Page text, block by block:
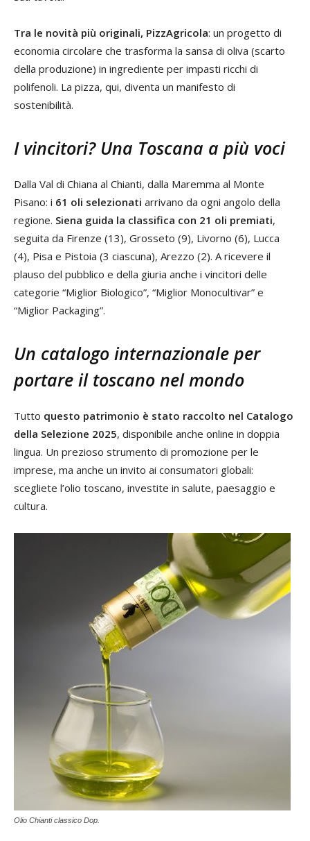
Tra le novità più originali, PizzAgricola: un progetto di
economia circolare che trasforma la sansa di oliva (scarto
della produzione) in ingrediente per impasti ricchi di
polifenoli. La pizza, qui, diventa un manifesto di
sostenibilità.
I vincitori? Una Toscana a più voci
Dalla Val di Chiana al Chianti, dalla Maremma al Monte
Pisano: i 61 oli selezionati arrivano da ogni angolo della
regione. Siena guida la classifica con 21 oli premiati,
seguita da Firenze (13), Grosseto (9), Livorno (6), Lucca
(4), Pisa e Pistoia (3 ciascuna), Arezzo (2). A ricevere il
plauso del pubblico e della giuria anche i vincitori delle
categorie “Miglior Biologico”, “Miglior Monocultivar” e
“Miglior Packaging”.
Un catalogo internazionale per
portare il toscano nel mondo
Tutto questo patrimonio è stato raccolto nel Catalogo
della Selezione 2025, disponibile anche online in doppia
lingua. Un prezioso strumento di promozione per le
imprese, ma anche un invito ai consumatori globali:
scegliete l’olio toscano, investite in salute, paesaggio e
cultura.
Olio Chianti classico Dop.